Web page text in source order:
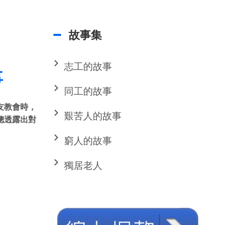
會時，
透露出對
故事集
志工的故事
同工的故事
艱苦人的故事
窮人的故事
獨居老人